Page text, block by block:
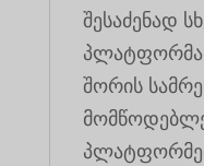
შესაძენად
პლატფორმა
შორის